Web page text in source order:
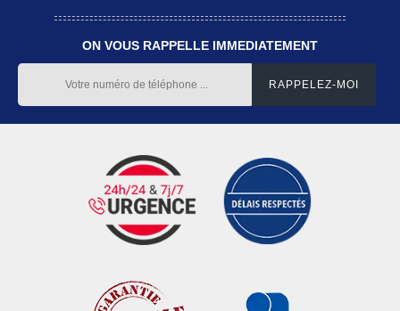
ON VOUS RAPPELLE IMMEDIATEMENT